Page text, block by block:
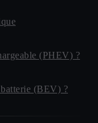
(PHEV) ?
batterie (BEV) ?